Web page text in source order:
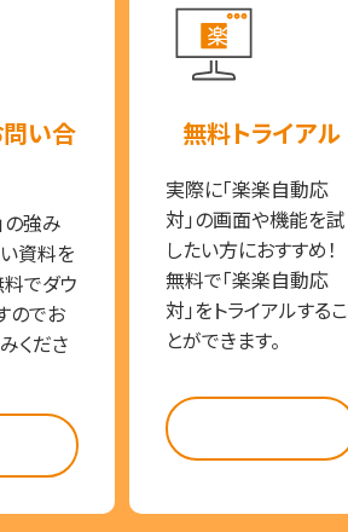
問い合
の強み
資料を
料でダウ
のでお
くださ
無料トライアル
実際に「楽楽自動応
対」の画面や機能を試
したい方におすすめ！
無料で「楽楽自動応
対」をトライアルするこ
とができます。